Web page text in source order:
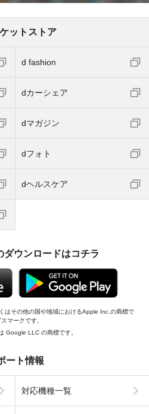
ットストア
d fashion
dカーシェア
dマガジン
dフォト
dヘルスケア
ダウンロードはコチラ
はその他の国や地域におけるApple Inc.の商標で
マークです。
Google LLC の商標です。
ート情報
対応機種一覧